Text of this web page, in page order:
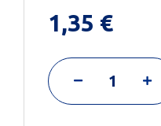
1,35 €